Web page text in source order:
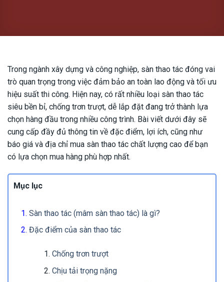
Trong ngành xây dựng và công nghiệp, sàn thao tác đóng vai
trò quan trọng trong việc đảm bảo an toàn lao động và tối ưu
hiệu suất thi công. Hiện nay, có rất nhiều loại sàn thao tác
siêu bền bỉ, chống trơn trượt, dễ lắp đặt đang trở thành lựa
chọn hàng đầu trong nhiều công trình. Bài viết dưới đây sẽ
cung cấp đầy đủ thông tin về đặc điểm, lợi ích, cũng như
báo giá và địa chỉ mua sàn thao tác chất lượng cao để bạn
có lựa chọn mua hàng phù hợp nhất.
Mục lục
Sàn thao tác (mâm sàn thao tác) là gì?
Đặc điểm của sàn thao tác
Chống trơn trượt
Chịu tải trọng nặng